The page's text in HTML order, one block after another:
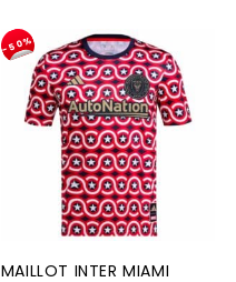
-50%
MAILLOT INTER MIAMI